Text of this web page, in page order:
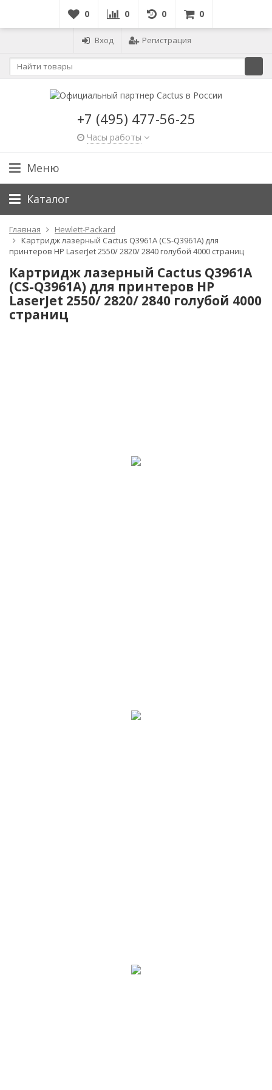
0 0 0 0
Вход Регистрация
+7 (495) 477-56-25
Часы работы
Меню
Каталог
Главная
Hewlett-Packard
Картридж лазерный Cactus Q3961A (CS-Q3961A) для
принтеров HP LaserJet 2550/ 2820/ 2840 голубой 4000 страниц
Картридж лазерный Cactus Q3961A
(CS-Q3961A) для принтеров HP
LaserJet 2550/ 2820/ 2840 голубой 4000
страниц